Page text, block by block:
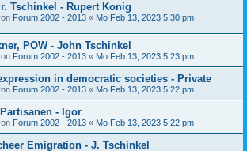
Tschinkel - Rupert Konig
Forum 2002 - 2013 « Mo Feb 13, 2023 5:30 pm
POW - John Tschinkel
Forum 2002 - 2013 « Mo Feb 13, 2023 5:23 pm
in democratic societies - Private
Forum 2002 - 2013 « Mo Feb 13, 2023 5:22 pm
- Igor
Forum 2002 - 2013 « Mo Feb 13, 2023 5:22 pm
Emigration - J. Tschinkel